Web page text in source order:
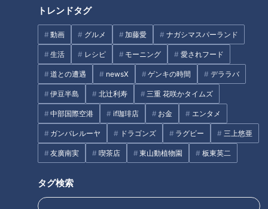
トレンドタグ
動画 グルメ 加藤愛 ナガシマスパーランド
生活 レシピ モーニング 愛されフード
道との遭遇 newsX ゲンキの時間 デララバ
伊豆半島 北辻利寿 三重 花咲かタイムズ
中部国際空港 if珈琲店 お金 エンタメ
ガンバレルーヤ ドラゴンズ ラグビー 三上悠亜
友廣南実 喫茶店 東山動植物園 板東英二
タグ検索
「これは鳥肌たつ！」静岡県の
期に造られた「牛ヶ谷の地道」
の古き良き隧道！
全国トップクラスの急坂「与右
衛門坂」とは？重量制限“0.3ト
ン”の流れ橋も…国道25号のルー
ツ「大和街道」を巡る旅
国土地理院と古書店通いが日
課！？廃道マニアのプライベー
トに密着 日本一の石段を誇る
3333段の「釈迦院御坂遊歩